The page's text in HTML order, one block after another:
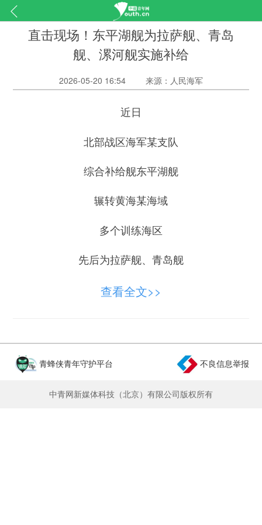
直击现场！东平湖舰为拉萨舰、青岛
舰、漯河舰实施补给
2026-05-20 16:54 来源：人民海军
近日
北部战区海军某支队
综合补给舰东平湖舰
辗转黄海某海域
多个训练海区
先后为拉萨舰、青岛舰
漯河舰等多艘舰艇实施补给
和协同作战水平
锤炼官兵实战化保障硬功
查看全文>>
青蜂侠青年守护平台 不良信息举报
中青网新媒体科技（北京）有限公司版权所有